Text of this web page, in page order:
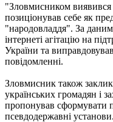
"Зловмисником
позиціонував себе як
"народовладдя". За
інтернеті агітацію на
України та
повідомленні.
Зловмисник також
українських громадян і
пропонував сформувати
псевдодержавні установи.